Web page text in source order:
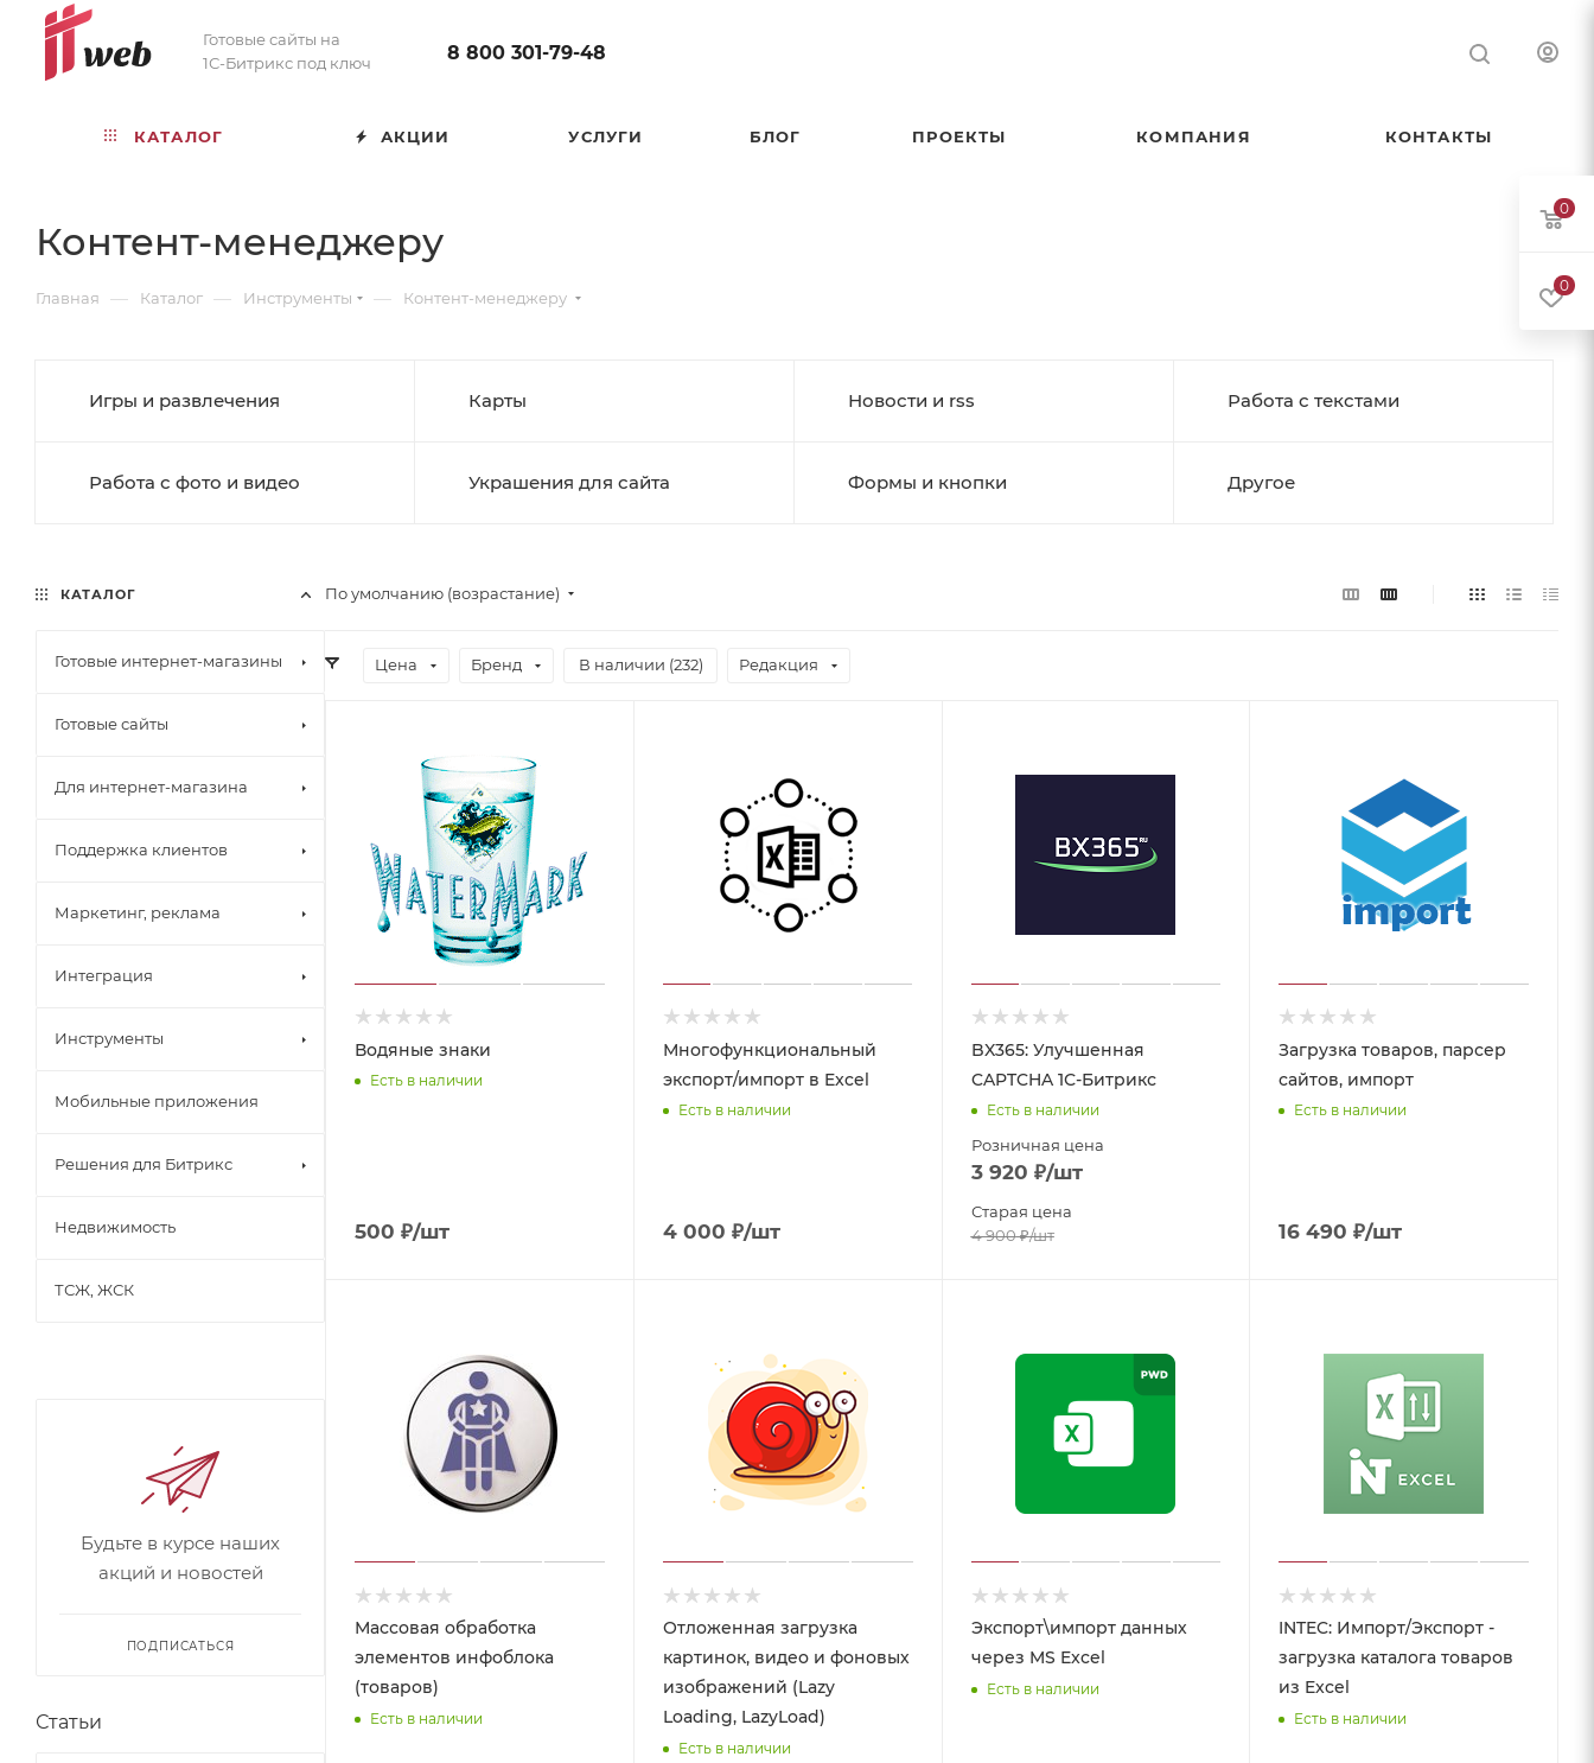
Готовые сайты на
1С-Битрикс под ключ
8 800 301-79-48
КАТАЛОГ АКЦИИ УСЛУГИ БЛОГ ПРОЕКТЫ КОМПАНИЯ КОНТАКТЫ
Контент-менеджеру
Главная — Каталог — Инструменты — Контент-менеджеру
Игры и развлечения Карты Новости и rss Работа с текстами
Работа с фото и видео Украшения для сайта Формы и кнопки Другое
По умолчанию (возрастание)
Цена Бренд В наличии (232) Редакция
Водяные знаки
Есть в наличии
500 ₽/шт
Многофункциональный
экспорт/импорт в Excel
Есть в наличии
4 000 ₽/шт
BX365: Улучшенная
CAPTCHA 1С-Битрикс
Есть в наличии
Розничная цена
3 920 ₽/шт
Старая цена
4 900₽/шт
Загрузка товаров, парсер
сайтов, импорт
Есть в наличии
16 490 ₽/шт
Массовая обработка
элементов инфоблока
(товаров)
Есть в наличии
Отложенная загрузка
картинок, видео и фоновых
изображений (Lazy
Loading, LazyLoad)
Есть в наличии
Экспорт\импорт данных
через MS Excel
Есть в наличии
INTEC: Импорт/Экспорт -
загрузка каталога товаров
из Excel
Есть в наличии
КАТАЛОГ
Готовые интернет-магазины
Готовые сайты
Для интернет-магазина
Поддержка клиентов
Маркетинг, реклама
Интеграция
Инструменты
Мобильные приложения
Решения для Битрикс
Недвижимость
ТСЖ, ЖСК
Будьте в курсе наших
акций и новостей
ПОДПИСАТЬСЯ
Статьи
0
0